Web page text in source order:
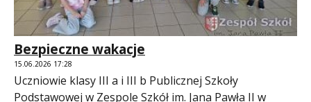
Bezpieczne wakacje
15.06.2026 17:28
Uczniowie klasy III a i III b Publicznej Szkoły
Podstawowej w Zespole Szkół im. Jana Pawła II w